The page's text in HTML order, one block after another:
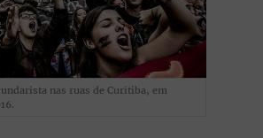
nas ruas de Curitiba, em